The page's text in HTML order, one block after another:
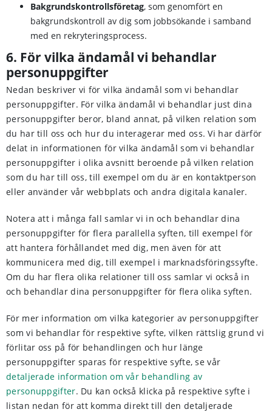
Bakgrundskontrollsföretag, som genomfört en
bakgrundskontroll av dig som jobbsökande i samband
med en rekryteringsprocess.
6. För vilka ändamål vi behandlar
personuppgifter
Nedan beskriver vi för vilka ändamål som vi behandlar
personuppgifter. För vilka ändamål vi behandlar just dina
personuppgifter beror, bland annat, på vilken relation som
du har till oss och hur du interagerar med oss. Vi har därför
delat in informationen för vilka ändamål som vi behandlar
personuppgifter i olika avsnitt beroende på vilken relation
som du har till oss, till exempel om du är en kontaktperson
eller använder vår webbplats och andra digitala kanaler.
Notera att i många fall samlar vi in och behandlar dina
personuppgifter för flera parallella syften, till exempel för
att hantera förhållandet med dig, men även för att
kommunicera med dig, till exempel i marknadsföringssyfte.
Om du har flera olika relationer till oss samlar vi också in
och behandlar dina personuppgifter för flera olika syften.
För mer information om vilka kategorier av personuppgifter
som vi behandlar för respektive syfte, vilken rättslig grund vi
förlitar oss på för behandlingen och hur länge
personuppgifter sparas för respektive syfte, se vår
detaljerade information om vår behandling av
personuppgifter. Du kan också klicka på respektive syfte i
listan nedan för att komma direkt till den detaljerade